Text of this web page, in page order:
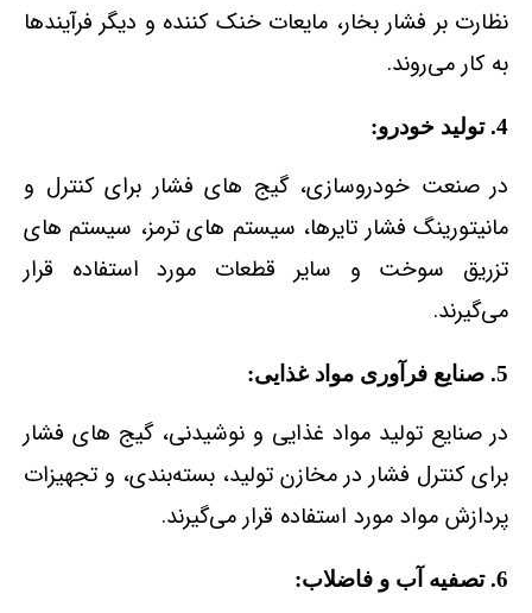
نظارت بر فشار بخار، مایعات خنک‌ کننده و دیگر فرآیندها
به کار می‌روند.
4. تولید خودرو:
در صنعت خودروسازی، گیج‌ های فشار برای کنترل و
مانیتورینگ فشار تایرها، سیستم‌ های ترمز، سیستم‌ های
تزریق سوخت و سایر قطعات مورد استفاده قرار
می‌گیرند.
5. صنایع فرآوری مواد غذایی:
در صنایع تولید مواد غذایی و نوشیدنی، گیج‌ های فشار
برای کنترل فشار در مخازن تولید، بسته‌بندی، و تجهیزات
پردازش مواد مورد استفاده قرار می‌گیرند.
6. تصفیه آب و فاضلاب: